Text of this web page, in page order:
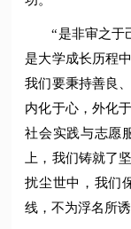
“是非审之于
是大学成长历程
我们要秉持善良
内化于心，外化
社会实践与志愿
上，我们铸就了
扰尘世中，我们
线，不为浮名所